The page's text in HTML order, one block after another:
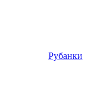
Рубанки